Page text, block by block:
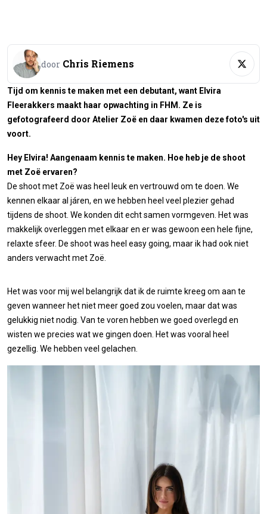
door Chris Riemens
Tijd om kennis te maken met een debutant, want Elvira
Fleerakkers maakt haar opwachting in FHM. Ze is
gefotografeerd door Atelier Zoë en daar kwamen deze foto's uit
voort.
Hey Elvira! Aangenaam kennis te maken. Hoe heb je de shoot
met Zoë ervaren?
De shoot met Zoë was heel leuk en vertrouwd om te doen. We
kennen elkaar al járen, en we hebben heel veel plezier gehad
tijdens de shoot. We konden dit echt samen vormgeven. Het was
makkelijk overleggen met elkaar en er was gewoon een hele fijne,
relaxte sfeer. De shoot was heel easy going, maar ik had ook niet
anders verwacht met Zoë.
Het was voor mij wel belangrijk dat ik de ruimte kreeg om aan te
geven wanneer het niet meer goed zou voelen, maar dat was
gelukkig niet nodig. Van te voren hebben we goed overlegd en
wisten we precies wat we gingen doen. Het was vooral heel
gezellig. We hebben veel gelachen.